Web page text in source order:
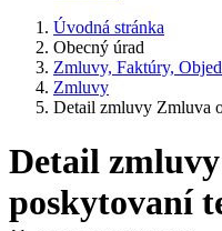
Úvodná stránka
Obecný úrad
Zmluvy, Faktúry,
Zmluvy
Detail zmluvy Zmluva
Detail
poskytovaní